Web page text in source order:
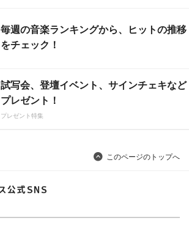
毎週の音楽ランキングから、ヒットの推移
をチェック！
試写会、登壇イベント、サインチェキなど
プレゼント！
プレゼント特集
このページのトップへ